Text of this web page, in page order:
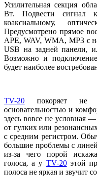
Усилительная секция
Вт. Подвести сигнал
коаксиальному,
Предусмотрено прямое
APE, WAV, WMA, MP3 с
USB на задней панели,
Возможно и
будет наиболее
TV-20 покоряет не
основательностью и
здесь вовсе не условная
от гулких или
с средним регистром.
большие проблемы с
из-за чего порой
голоса, а у TV-20этой
полоса не яркая и звучит